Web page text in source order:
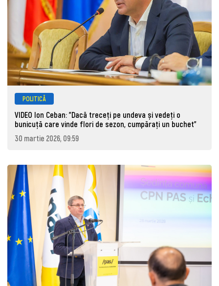
POLITICĂ
VIDEO Ion Ceban: "Dacă treceți pe undeva și vedeți o
bunicuță care vinde flori de sezon, cumpărați un buchet"
30 martie 2026, 09:59